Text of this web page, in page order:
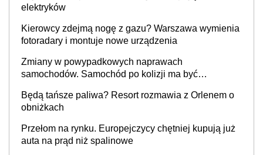
elektryków
Kierowcy zdejmą nogę z gazu? Warszawa wymienia
fotoradary i montuje nowe urządzenia
Zmiany w powypadkowych naprawach
samochodów. Samochód po kolizji ma być
producenta
Będą tańsze paliwa? Resort rozmawia z Orlenem o
obniżkach
Przełom na rynku. Europejczycy chętniej kupują już
auta na prąd niż spalinowe